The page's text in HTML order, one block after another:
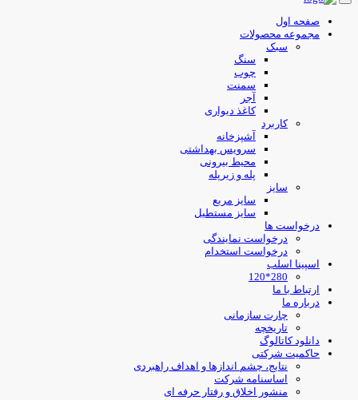
صفحه اول
مجموعه محصولات
سبک
سنگ
چوب
سمنت
آجر
کاغذ دیواری
کاربرد
آشپزخانه
سرویس بهداشتی
محیط بیرونی
پله و زیرپله
سایز
سایز مربع
سایز مستطیل
درخواست ها
درخواست نمایندگی
درخواست استخدام
اسپینا اسلب
280*120
ارتباط با ما
درباره ما
چارت سازمانی
تاریخچه
دانلود کاتالوگ
حاکمیت شرکتی
نتایج، چشم اندازها و اهداف راهبردی
اساسنامه شرکت
منشور اخلاق و رفتار حرفه ای